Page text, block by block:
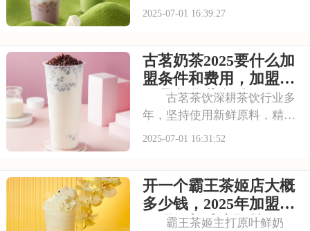
和丰富的产品线，覆盖了广泛
投资者心动不已。那么，加盟
蜜雪冰城需要多少费用呢？下
面就来看看加盟蜜雪
2025-07-01 16:39:27
古茗奶茶2025要什么加
盟条件和费用，加盟需
要具备哪些条件
古茗茶饮深耕茶饮行业多
年，坚持使用新鲜原料，精心
调配每一杯饮品，以稳定的品
力，不少投资者想加盟。那
么，加盟古茗的费用情况如何
呢？下面就来看看古茗
2025-07-01 16:31:52
开一个霸王茶姬店大概
多少钱，2025年加盟费
用明细与成本预算
霸王茶姬主打原叶鲜奶